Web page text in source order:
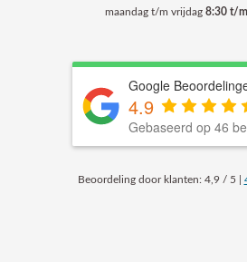
maandag t/m vrijdag 8:30 t/
Google
4.9
Gebaseerd op 46
Beoordelingdoor klanten: 4,9/ 5